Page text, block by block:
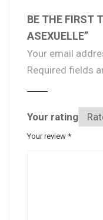
BE THE FIRST
ASEXUELLE”
Your email
Required fields
Your rating
Your review *